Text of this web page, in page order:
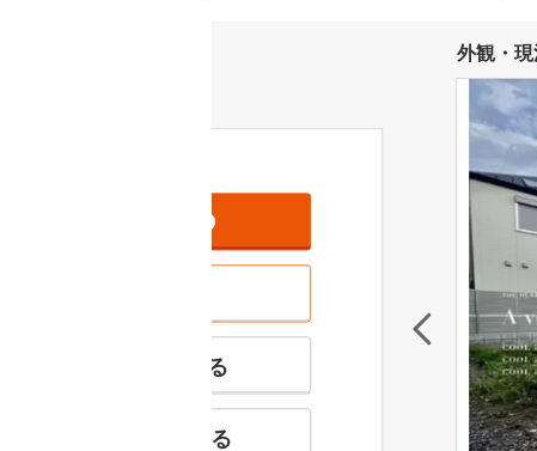
外観・
特徴の似た物件を見る
お気に入りに追加する